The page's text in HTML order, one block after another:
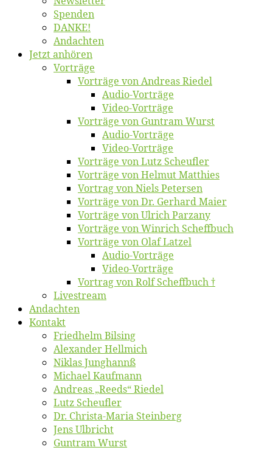
Spen­den
DANKE!
An­dach­ten
Jetzt an­hö­ren
Vor­trä­ge
Vor­trä­ge von An­dre­as Riedel
Au­dio-Vor­trä­ge
Vi­deo-Vor­trä­ge
Vor­trä­ge von Gun­tram Wurst
Au­dio-Vor­trä­ge
Vi­deo-Vor­trä­ge
Vor­trä­ge von Lutz Scheufler
Vor­trä­ge von Hel­mut Matthies
Vor­trag von Niels Petersen
Vor­trä­ge von Dr. Ger­hard Maier
Vor­trä­ge von Ul­rich Parzany
Vor­trä­ge von Win­rich Scheffbuch
Vor­trä­ge von Olaf Latzel
Au­dio-Vor­trä­ge
Vi­deo-Vor­trä­ge
Vor­trag von Rolf Scheffbuch †
Live­stream
An­dach­ten
Kon­takt
Fried­helm Bilsing
Alex­an­der Hellmich
Ni­klas Junghannß
Mi­cha­el Kaufmann
An­dre­as „Reeds“ Riedel
Lutz Scheuf­ler
Dr. Chris­­ta-Ma­ria Steinberg
Jens Ulb­richt
Gun­tram Wurst